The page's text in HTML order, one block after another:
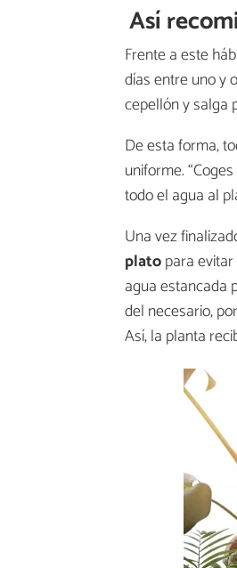
Así
Frente a este
días entre uno y
cepellón y salga
De esta forma,
uniforme.
todo el agua al
Una vez
platopara
agua estancada
del necesario,
Así, la planta